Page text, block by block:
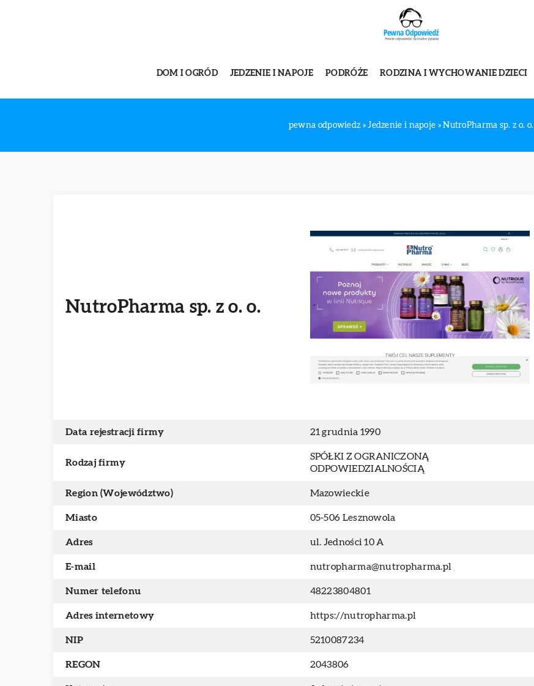
DOM I OGRÓD JEDZENIE I NAPOJE PODRÓŻE RODZINA I WYCHOWANIE DZIECI
pewna odpowiedz »Jedzenie i napoje »NutroPharma sp. z o. o.
NutroPharma sp. z o. o.
Data rejestracji firmy 21 grudnia 1990
Rodzaj firmy
SPÓŁKI Z OGRANICZONĄ
ODPOWIEDZIALNOŚCIĄ
Region (Województwo) Mazowieckie
Miasto 05-506 Lesznowola
Adres ul. Jedności 10 A
E-mail nutropharma@nutropharma.pl
Numer telefonu 48223804801
Adres internetowy https://nutropharma.pl
NIP 5210087234
REGON 2043806